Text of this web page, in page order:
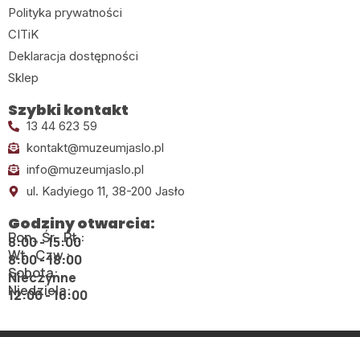
Polityka prywatności
CITiK
Deklaracja dostępności
Sklep
Szybki kontakt
13 44 623 59
kontakt@muzeumjaslo.pl
info@muzeumjaslo.pl
ul. Kadyiego 11, 38-200 Jasło
Godziny otwarcia:
Pon., Śr., Pt.:
8:00 - 15:00
Wt., Czw.:
8:00 - 18:00
Sobota:
Nieczynne
Niedziela:
12:00 - 16:00